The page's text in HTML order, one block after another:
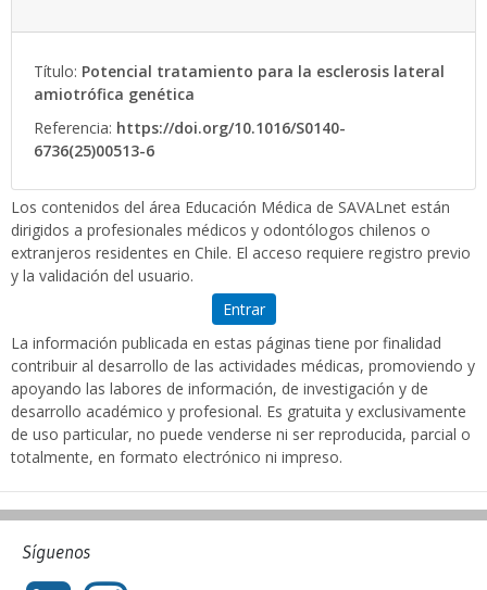
Título: Potencial tratamiento para la esclerosis lateral
amiotrófica genética
Referencia: https://doi.org/10.1016/S0140-
6736(25)00513-6
Los contenidos del área Educación Médica de SAVALnet están
dirigidos a profesionales médicos y odontólogos chilenos o
extranjeros residentes en Chile. El acceso requiere registro previo
y la validación del usuario.
Entrar
La información publicada en estas páginas tiene por finalidad
contribuir al desarrollo de las actividades médicas, promoviendo y
apoyando las labores de información, de investigación y de
desarrollo académico y profesional. Es gratuita y exclusivamente
de uso particular, no puede venderse ni ser reproducida, parcial o
totalmente, en formato electrónico ni impreso.
Síguenos